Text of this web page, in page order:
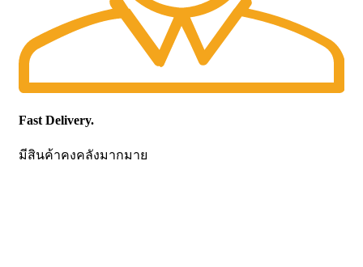
Fast Delivery.
มีสินค้าคงคลังมากมาย